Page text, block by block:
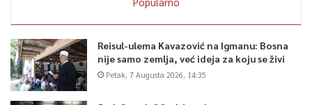
Reisul-ulema Kavazović na Igmanu: Bosna
nije samo zemlja, već ideja za koju se živi
Petak, 7 Augusta 2026, 14:35